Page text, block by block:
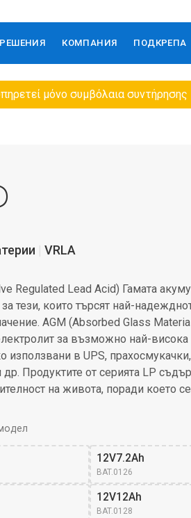
РЕШЕНИЯ КОМПАНИЯ ПОДКРЕПА
μόνο συμβόλαια
VRLA
Regulated Lead Acid) Гамата
тези, които търсят най-
AGM (Absorbed Glass
за възможно най-
използвани в UPS,
др. Продуктите от серията LP
на живота, поради което
12V7.2Ah
BAT.0126
12V12Ah
BAT.0128